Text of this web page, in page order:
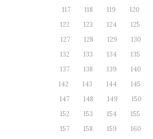
117
118 119 120
122
123 124 125
127
128 129 130
132
133 134 135
137
138 139 140
142
143 144 145
147
148 149 150
152
153 154 155
157
158 159 160